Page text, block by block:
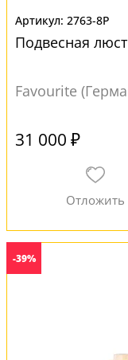
2763-8P
Подвесная
Favourite
31 000 ₽
-39%